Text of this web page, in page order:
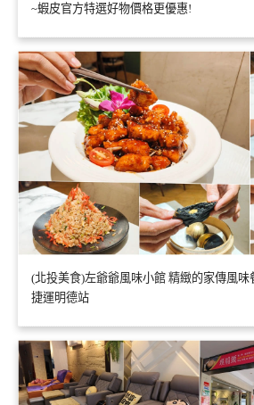
~蝦皮官方特選好物價格更優惠!
(北投美食)左爺爺風味小館 精緻的家傳風
捷運明德站